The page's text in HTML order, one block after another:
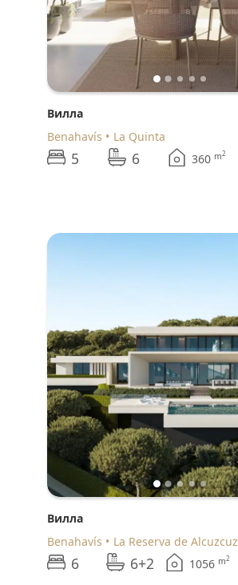
Вилла
Benahavís
La Quinta
5 6 360 m2
Вилла
Benahavís
La Reserva de Alcuzcuz
6 6+2 1056 m2